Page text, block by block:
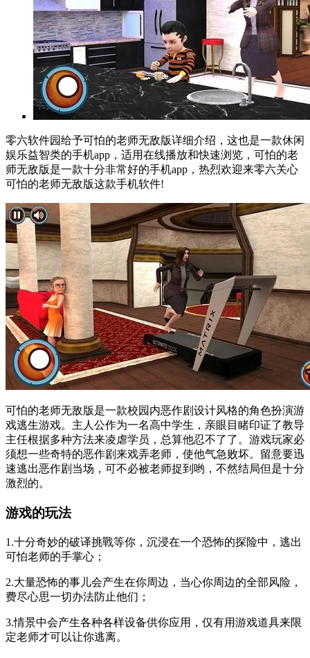
零六软件园给予可怕的老师无敌版详细介绍，这也是一款休闲
娱乐益智类的手机app，适用在线播放和快速浏览，可怕的老
师无敌版是一款十分非常好的手机app，热烈欢迎来零六关心
可怕的老师无敌版这款手机软件!
可怕的老师无敌版是一款校园内恶作剧设计风格的角色扮演游
戏逃生游戏。主人公作为一名高中学生，亲眼目睹印证了教导
主任根据多种方法来凌虐学员，总算他忍不了了。游戏玩家必
须想一些奇特的恶作剧来戏弄老师，使他气急败坏。留意要迅
速逃出恶作剧当场，可不必被老师捉到哟，不然结局但是十分
激烈的。
游戏的玩法
1.十分奇妙的破译挑戰等你，沉浸在一个恐怖的探险中，逃出
可怕老师的手掌心；
2.大量恐怖的事儿会产生在你周边，当心你周边的全部风险，
费尽心思一切办法防止他们；
3.情景中会产生各种各样设备供你应用，仅有用游戏道具来限
定老师才可以让你逃离。